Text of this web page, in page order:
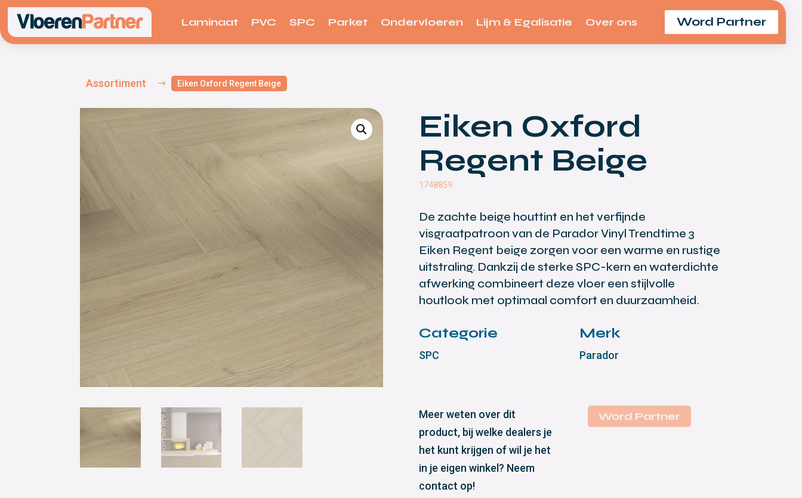
Laminaat PVC SPC Parket Ondervloeren Lijm & Egalisatie Over ons Word Partner
Assortiment $ Eiken Oxford Regent Beige
Eiken Oxford
Regent Beige
1748859
De zachte beige houttint en het verfijnde
visgraatpatroon van de Parador Vinyl Trendtime 3
Eiken Regent beige zorgen voor een warme en rustige
uitstraling. Dankzij de sterke SPC-kern en waterdichte
afwerking combineert deze vloer een stijlvolle
houtlook met optimaal comfort en duurzaamheid.
Categorie
SPC
Merk
Parador
Meer weten over dit
product, bij welke dealers je
het kunt krijgen of wil je het
in je eigen winkel? Neem
contact op!
Word Partner